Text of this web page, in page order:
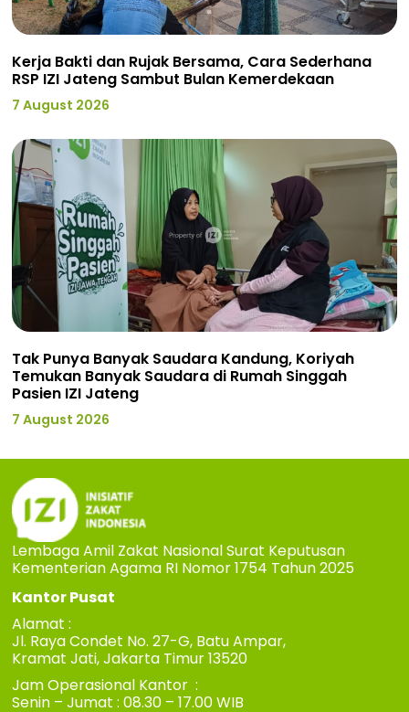
Kerja Bakti dan Rujak Bersama, Cara Sederhana
RSP IZI Jateng Sambut Bulan Kemerdekaan
7 August 2026
Tak Punya Banyak Saudara Kandung, Koriyah
Temukan Banyak Saudara di Rumah Singgah
Pasien IZI Jateng
7 August 2026
Lembaga Amil Zakat Nasional Surat Keputusan
Kementerian Agama RI Nomor 1754 Tahun 2025
Kantor Pusat
Alamat :
Jl. Raya Condet No. 27-G, Batu Ampar,
Kramat Jati, Jakarta Timur 13520
Jam Operasional Kantor :
Senin – Jumat : 08.30 – 17.00 WIB